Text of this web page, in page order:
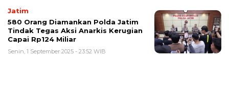
Jatim
580 Orang Diamankan Polda Jatim
Tindak Tegas Aksi Anarkis Kerugian
Capai Rp124 Miliar
Senin, 1 September 2025 - 23:52 WIB